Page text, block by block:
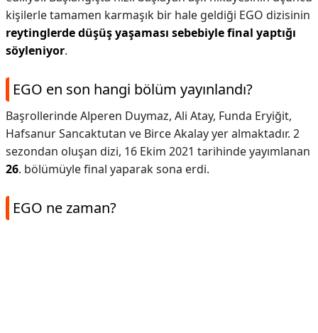
kişilerle tamamen karmaşık bir hale geldiği EGO dizisinin
reytinglerde düşüş yaşaması sebebiyle final yaptığı
söyleniyor.
EGO en son hangi bölüm yayınlandı?
Başrollerinde Alperen Duymaz, Ali Atay, Funda Eryiğit,
Hafsanur Sancaktutan ve Birce Akalay yer almaktadır. 2
sezondan oluşan dizi, 16 Ekim 2021 tarihinde yayımlanan
26. bölümüyle final yaparak sona erdi.
EGO ne zaman?